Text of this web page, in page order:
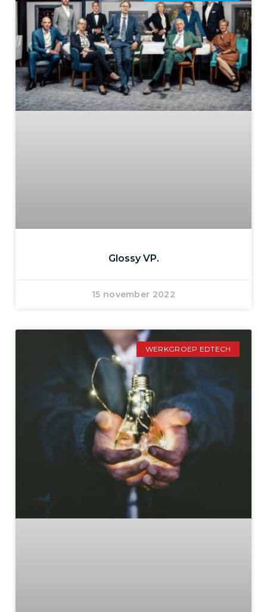
Glossy VP.
15 november 2022
WERKGROEP EDTECH